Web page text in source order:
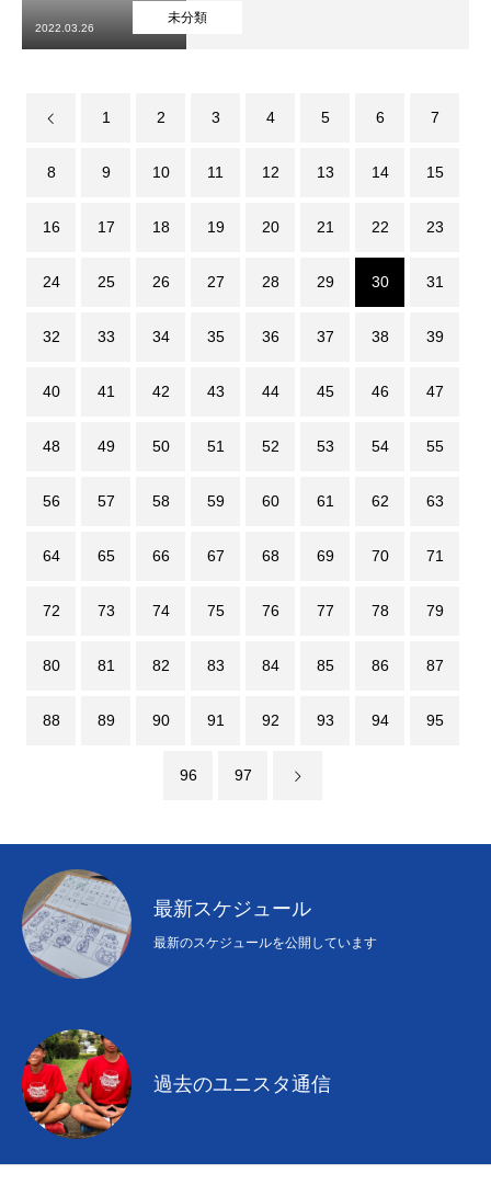
未分類
2022.03.26
1 2 3 4 5 6 7
8 9 10 11 12 13 14 15
16 17 18 19 20 21 22 23
24 25 26 27 28 29 30 31
32 33 34 35 36 37 38 39
40 41 42 43 44 45 46 47
48 49 50 51 52 53 54 55
56 57 58 59 60 61 62 63
64 65 66 67 68 69 70 71
72 73 74 75 76 77 78 79
80 81 82 83 84 85 86 87
88 89 90 91 92 93 94 95
96 97
最新スケジュール
最新のスケジュールを公開しています
過去のユニスタ通信